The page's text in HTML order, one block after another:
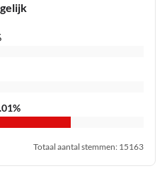
%
Totaal aantal stemmen: 15163